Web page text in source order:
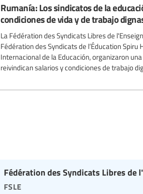
Rumanía: Los sindicatos de la
condiciones de vida y de trabajo
La Fédération des Syndicats Libres de
Fédération des Syndicats de l’Éducation
Internacional de la Educación, organizaron
reivindican salarios y condiciones de trabajo
Fédération des Syndicats Libres de
fsle